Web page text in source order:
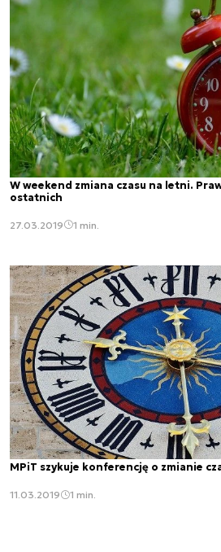
W weekend zmiana czasu na letni.
ostatnich
27.03.2019 1 min.
MPiT szykuje konferencję o zmianie
11.03.2019 1 min.